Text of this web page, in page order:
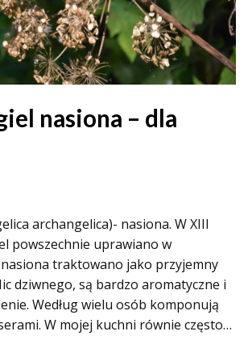
nasiona – dla
archangelica)- nasiona. W XIII
powszechnie uprawiano w
traktowano jako przyjemny
dziwnego, są bardzo aromatyczne i
Według wielu osób komponują
W mojej kuchni równie często…